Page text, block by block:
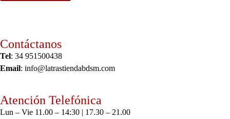
Contáctanos
Tel: 34 951500438
Email: info@latrastiendabdsm.com
Atención Telefónica
Lun – Vie 11.00 – 14:30 | 17.30 – 21.00